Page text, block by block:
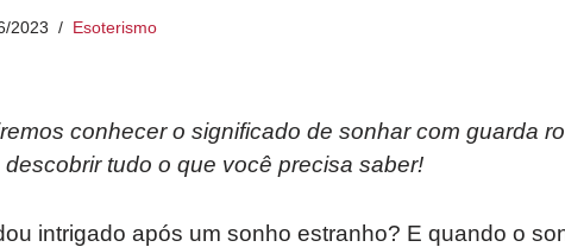
2023 Esoterismo
conhecer o significado de sonhar com guarda
tudo o que você precisa saber!
intrigado após um sonho estranho? E quando o